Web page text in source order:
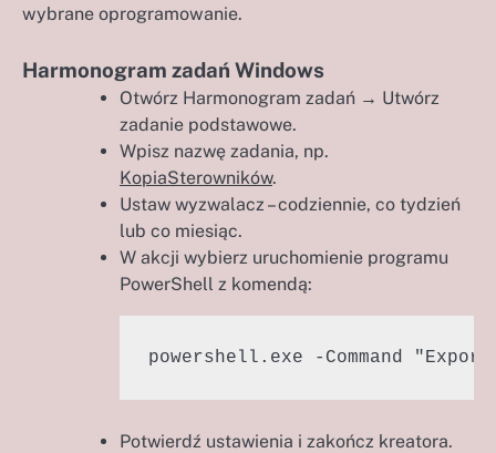
wybrane oprogramowanie.
Harmonogram zadań Windows
Otwórz Harmonogram zadań → Utwórz
zadanie podstawowe.
Wpisz nazwę zadania, np.
KopiaSterowników.
Ustaw wyzwalacz – codziennie, co tydzień
lub co miesiąc.
W akcji wybierz uruchomienie programu
PowerShell z komendą:
powershell.exe -Command
Potwierdź ustawienia i zakończ kreatora.